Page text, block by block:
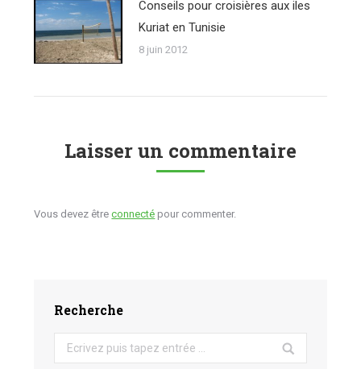
Conseils pour croisières aux iles
Kuriat en Tunisie
8 juin 2012
Laisser un commentaire
Vous devez êtreconnecté pour commenter.
Recherche
Search: